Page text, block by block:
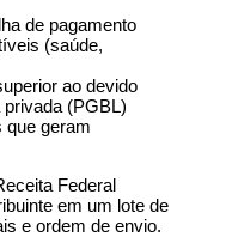
de pagamento
(saúde,
ao devido
(PGBL)
que geram
Federal
em um lote de
e ordem de envio.